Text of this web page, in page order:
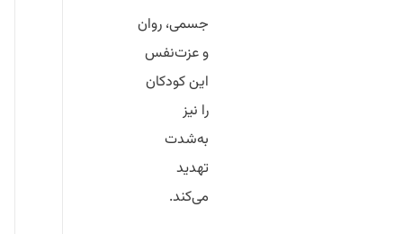
جسمی، روان
و عزت‌نفس
این کودکان
را نیز
به‌شدت
تهدید
می‌کند.